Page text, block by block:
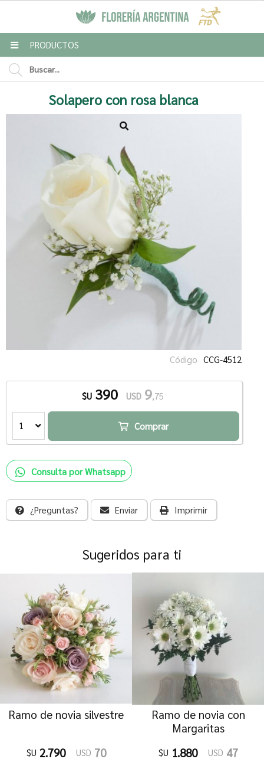
Enviar a email
MI COMPRA
PRODUCTOS
Solapero con rosa blanca
Código CCG-4512
$U 390 USD 9,75
1 Comprar
Consulta por Whatsapp
¿Preguntas? Enviar Imprimir
Sugeridos para ti
Ramo de novia silvestre
$U 2.790 USD 70
Ramo de novia con
Margaritas
$U 1.880 USD 47